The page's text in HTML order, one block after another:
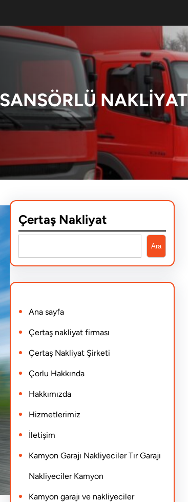
NAKLIYAT
Çertaş Nakliyat
e
a
c
h
Ara
Ana sayfa
Çertaş nakliyat firması
Çertaş Nakliyat Şirketi
Çorlu Hakkında
Hakkımızda
Hizmetlerimiz
İletişim
Kamyon Garajı Nakliyeciler Tır Garajı
Nakliyeciler Kamyon
Kamyon garajı ve nakliyeciler